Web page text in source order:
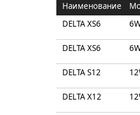
Наименование
DELTA XS6
DELTA XS6
DELTA S12
DELTA X12